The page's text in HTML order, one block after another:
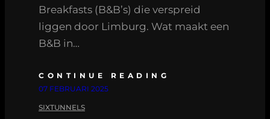
Breakfasts (B&B’s) die verspreid
liggen door Limburg. Wat maakt een
B&B in…
CONTINUE READING
07 FEBRUARI 2025
SIXTUNNELS